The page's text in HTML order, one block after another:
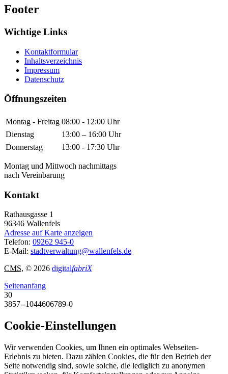
Footer
Wichtige Links
Kontaktformular
Inhaltsverzeichnis
Impressum
Datenschutz
Öffnungszeiten
Montag - Freitag 08:00 - 12:00 Uhr
Dienstag
13:00 – 16:00 Uhr
Donnerstag
13:00 - 17:30 Uhr
Montag und Mittwoch nachmittags
nach Vereinbarung
Kontakt
Rathausgasse 1
96346 Wallenfels
Adresse auf Karte anzeigen
Telefon: 09262 945-0
E-Mail: stadtverwaltung@wallenfels.de
CMS, © 2026 digitalfabriX
Seitenanfang
30
3857--1044606789-0
Cookie-Einstellungen
Wir verwenden Cookies, um Ihnen ein optimales Webseiten-
Erlebnis zu bieten. Dazu zählen Cookies, die für den Betrieb der
Seite notwendig sind, sowie solche, die lediglich zu anonymen